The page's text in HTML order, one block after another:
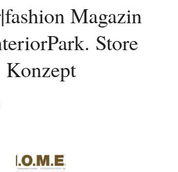
Magazin
Store
Konzept